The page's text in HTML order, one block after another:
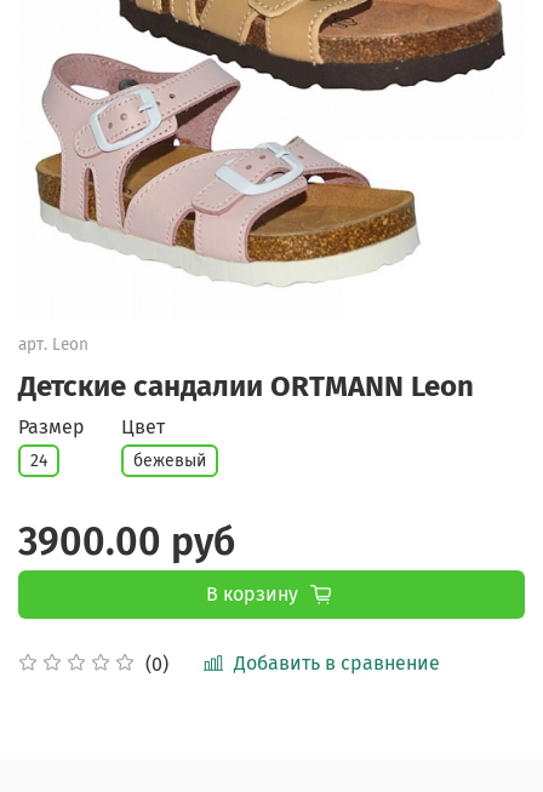
арт. Leon
Детские сандалии ORTMANN Leon
(0) Добавить в сравнение
Размер
24
Цвет
бежевый
3900.00 руб
В корзину